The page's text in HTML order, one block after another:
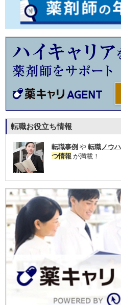
転職お役立ち情報
転職事例 や 転職ノウ
つ情報 が満載！